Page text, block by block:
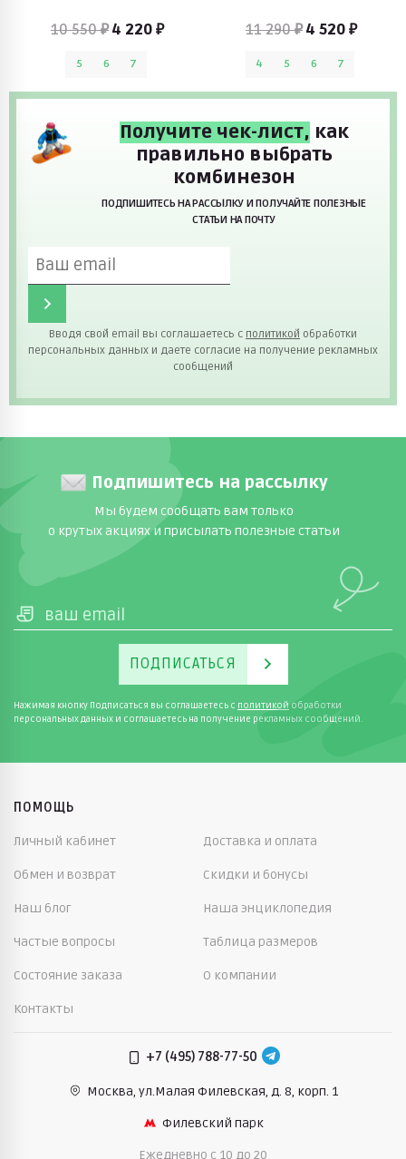
10 550 ₽ 4 220 ₽
5 6 7
11 290 ₽ 4 520 ₽
4 5 6 7
Получите чек-лист, как
правильно выбрать
комбинезон
ПОДПИШИТЕСЬ НА РАССЫЛКУ И ПОЛУЧАЙТЕ ПОЛЕЗНЫЕ
СТАТЬИ НА ПОЧТУ
Вводя свой email вы соглашаетесь с политикой обработки
персональных данных и даете согласие на получение рекламных
сообщений
Подпишитесь на рассылку
Мы будем сообщать вам только
о крутых акциях и присылать полезные статьи
ПОДПИСАТЬСЯ
Нажимая кнопку Подписаться вы соглашаетесь с политикой обработки
персональных данных и соглашаетесь на получение рекламных сообщений.
ПОМОЩЬ
Личный кабинет Доставка и оплата
Обмен и возврат Скидки и бонусы
Наш блог Наша энциклопедия
Частые вопросы Таблица размеров
Состояние заказа О компании
Контакты
+7 (495) 788-77-50
Москва, ул.Малая Филевская, д. 8, корп. 1
Филевский парк
Ежедневно c 10 до 20